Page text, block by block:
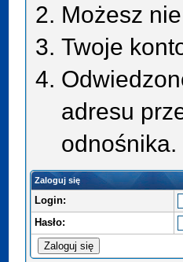
Możesz
Twoje
adresu
odnośnika.
Zaloguj się
Login:
Hasło: